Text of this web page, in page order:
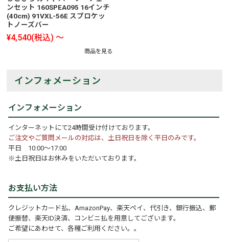
ンセット 160SPEA095 16インチ
(40cm) 91VXL-56E スプロケッ
トノーズバー
¥4,540(税込) ～
商品を見る
インフォメーション
インフォメーション
インターネットにて24時間受け付けております。
ご注文やご質問メールの対応は、土日祝日を除く平日のみです。
平日 10:00～17:00
※土日祝日はお休みをいただいております。
お支払い方法
クレジットカード払、AmazonPay、楽天ペイ、代引き、銀行振込、郵
便振替、楽天ID決済、コンビニ払を用意してございます。
ご希望にあわせて、各種ご利用ください。。